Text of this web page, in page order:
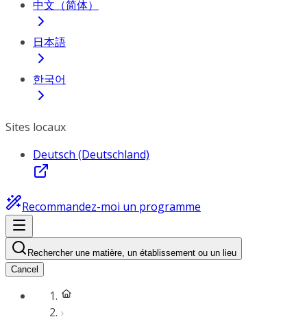
中文（简体）
日本語
한국어
Sites locaux
Deutsch (Deutschland)
Recommandez-moi un programme
Rechercher une matière, un établissement ou un lieu
Cancel